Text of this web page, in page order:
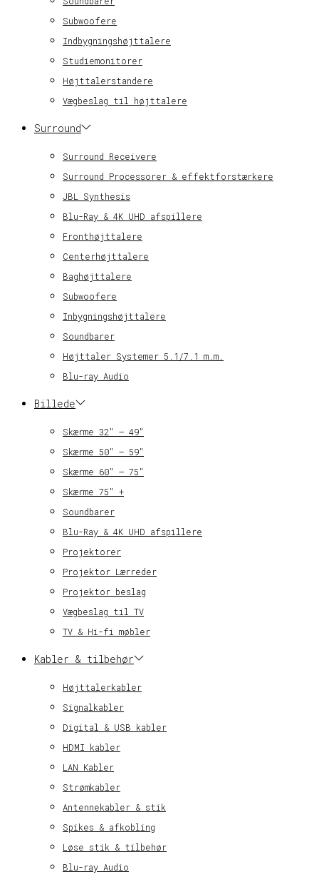
Subwoofere
Indbygningshøjttalere
Studiemonitorer
Højttalerstandere
Vægbeslag til højttalere
Surround
Surround Receivere
Surround Processorer & effektforstærkere
JBL Synthesis
Blu-Ray & 4K UHD afspillere
Fronthøjttalere
Centerhøjttalere
Baghøjttalere
Subwoofere
Inbygningshøjttalere
Soundbarer
Højttaler Systemer 5.1/7.1 m.m.
Blu-ray Audio
Billede
Skærme 32″ – 49″
Skærme 50″ – 59″
Skærme 60″ – 75″
Skærme 75″ +
Soundbarer
Blu-Ray & 4K UHD afspillere
Projektorer
Projektor Lærreder
Projektor beslag
Vægbeslag til TV
TV & Hi-fi møbler
Kabler & tilbehør
Højttalerkabler
Signalkabler
Digital & USB kabler
HDMI kabler
LAN Kabler
Strømkabler
Antennekabler & stik
Spikes & afkobling
Løse stik & tilbehør
Blu-ray Audio